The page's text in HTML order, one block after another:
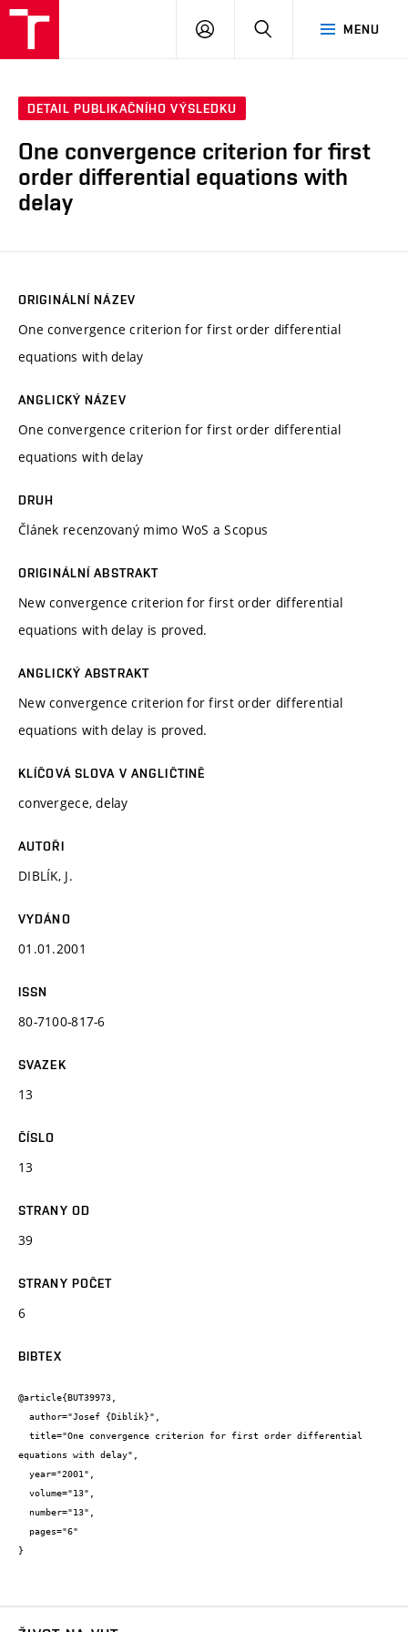
MENU
PŘIHLÁSIT
DETAIL PUBLIKAČNÍHO VÝSLEDKU
One convergence criterion for first
order differential equations with
delay
ORIGINÁLNÍ NÁZEV
One convergence criterion for first order differential
equations with delay
ANGLICKÝ NÁZEV
One convergence criterion for first order differential
equations with delay
DRUH
Článek recenzovaný mimo WoS a Scopus
ORIGINÁLNÍ ABSTRAKT
New convergence criterion for first order differential
equations with delay is proved.
ANGLICKÝ ABSTRAKT
New convergence criterion for first order differential
equations with delay is proved.
KLÍČOVÁ SLOVA V ANGLIČTINĚ
convergece, delay
AUTOŘI
DIBLÍK, J.
VYDÁNO
01.01.2001
ISSN
80-7100-817-6
SVAZEK
13
ČÍSLO
13
STRANY OD
39
STRANY POČET
6
BIBTEX
@article{BUT39973,
equations with delay",
}